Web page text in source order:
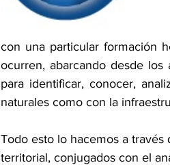
con una particular formación
ocurren, abarcando desde
para identificar, conocer,
naturales como con la
Todo esto lo hacemos a
territorial, conjugados con el